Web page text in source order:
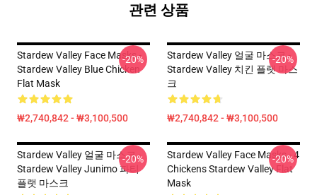
관련 상품
Stardew Valley Face Masks -
Stardew Valley Blue Chicken
Flat Mask
₩2,740,842 - ₩3,100,500
-20%
Stardew Valley 얼굴 마스크 -
Stardew Valley 치킨 플랫 마스
크
₩2,740,842 - ₩3,100,500
-20%
Stardew Valley 얼굴 마스크 -
Stardew Valley Junimo 파티
플랫 마스크
-20%
Stardew Valley Face Masks - 4
Chickens Stardew Valley Flat
Mask
-20%